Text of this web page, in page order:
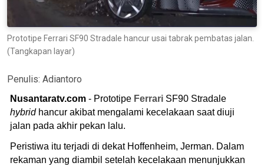
Prototipe Ferrari SF90 Stradale hancur usai tabrak pembatas jalan.
(Tangkapan layar)
Penulis: Adiantoro
Nusantaratv.com - Prototipe Ferrari SF90 Stradale
hybridhancur akibat mengalami kecelakaan saat diuji
jalan pada akhir pekan lalu.
Peristiwa itu terjadi di dekat Hoffenheim, Jerman. Dalam
rekaman yang diambil setelah kecelakaan menunjukkan